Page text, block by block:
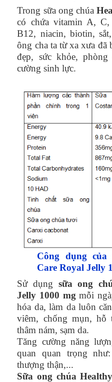
Trong sữa ong chúa
có chứa vitamin A,
B12, niacin, biotin,
ông cha ta từ xa xưa đã
đẹp, sức khỏe,
cường sinh lực.
Công dụng của
Care Royal Jelly
Sử dụng sữa ong
Jelly 1000 mg mỗi
hóa da, làm da luôn
viêm, chống mụn, hỗ
thâm nám, sạm da.
Tăng cường năng
quan quan trọng
thượng thận,...
Sữa ong chúa